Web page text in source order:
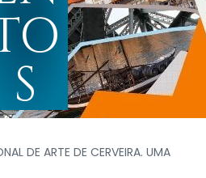
S
DE ARTE DE CERVEIRA. UMA